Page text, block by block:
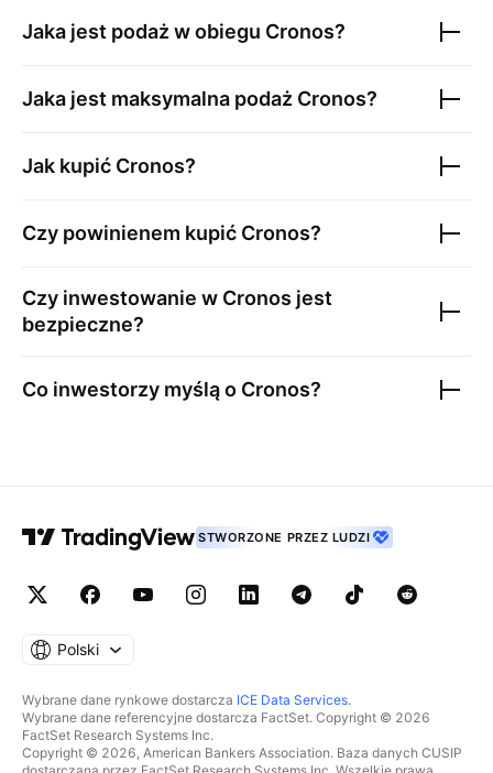
Jaka jest podaż w obiegu Cronos?
Jaka jest maksymalna podaż Cronos?
Jak kupić Cronos?
Czy powinienem kupić Cronos?
Czy inwestowanie w Cronos jest
bezpieczne?
Co inwestorzy myślą o Cronos?
STWORZONE PRZEZ LUDZI
Polski
Wybrane dane rynkowe dostarcza ICE Data Services.
Wybrane dane referencyjne dostarcza FactSet. Copyright © 2026
FactSet Research Systems Inc.
Copyright © 2026, American Bankers Association. Baza danych CUSIP